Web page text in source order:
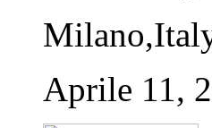
Aprile 11,